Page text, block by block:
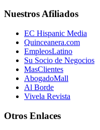
Nuestros Afiliados
EC Hispanic Media
Quinceanera.com
EmpleosLatino
Su Socio de Negocios
MasClientes
AbogadoMall
Al Borde
Vivela Revista
Otros Enlaces